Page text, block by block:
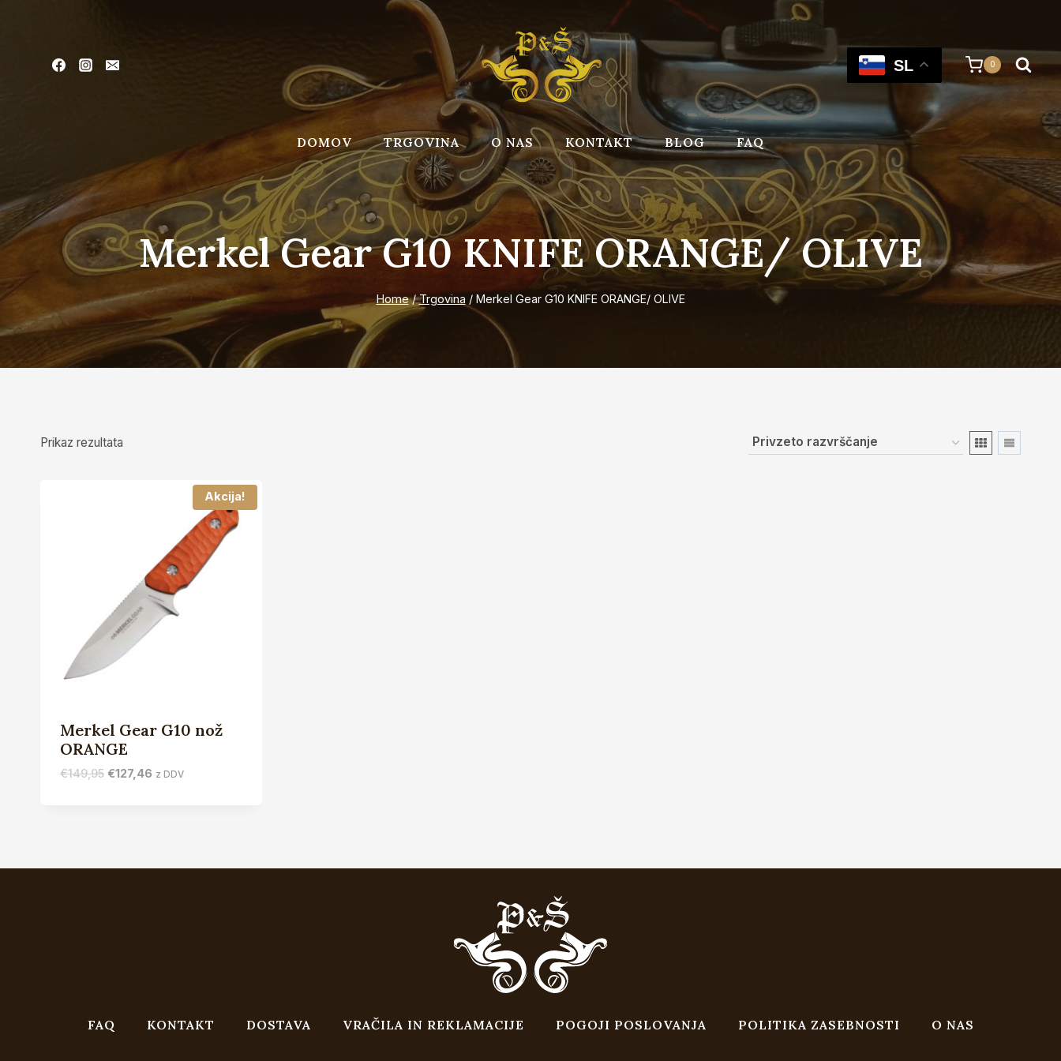
SL 0
DOMOV TRGOVINA O NAS KONTAKT BLOG FAQ
Merkel Gear G10 KNIFE ORANGE/ OLIVE
Home / Trgovina / Merkel Gear G10 KNIFE ORANGE/ OLIVE
Prikaz rezultata
Akcija!
Merkel Gear G10 nož
ORANGE
€149,95 Izvirna
€127,46Trenutna
z DDV
FAQ KONTAKT DOSTAVA VRAČILA IN REKLAMACIJE POGOJI POSLOVANJA POLITIKA ZASEBNOSTI O NAS